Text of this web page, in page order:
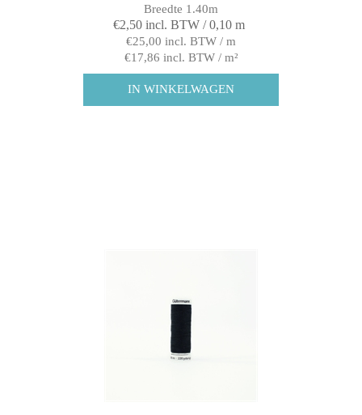
Breedte 1.40m
€2,50 incl. BTW / 0,10 m
€25,00 incl. BTW / m
€17,86 incl. BTW / m²